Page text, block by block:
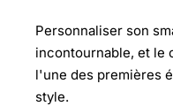
Personnaliser son
incontournable, et le
l'une des premières
style.